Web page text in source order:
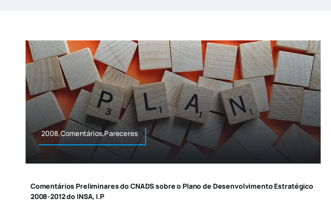
2008,Comentários,Pareceres
Comentários Preliminares do CNADS sobre o Plano de Desenvolvimento Estratégico
2008-2012 do INSA, I.P